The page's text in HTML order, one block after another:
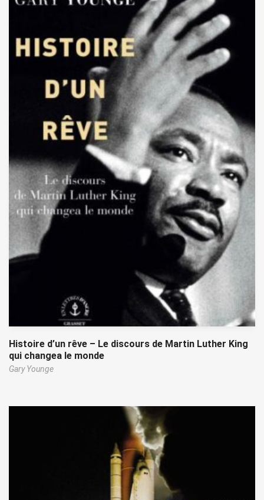
Histoire d’un rêve – Le discours de Martin Luther King
qui changea le monde
Gary Younge